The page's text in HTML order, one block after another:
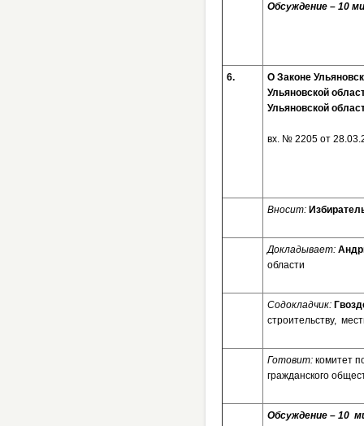
Обсуждение – 10
6.
О Законе
Ульяновской
Ульяновской
вх. № 2205 от
Вносит:
Докладывает:
области
Содокладчик:
строительству,
Готовит: комитет
гражданского
Обсуждение – 10